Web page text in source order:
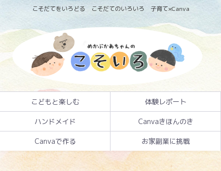
こそだてをいろどる こそだてのいろいろ 子育て×Canva
こどもと楽しむ 体験レポート
ハンドメイド Canvaきほんのき
Canvaで作る お家副業に挑戦